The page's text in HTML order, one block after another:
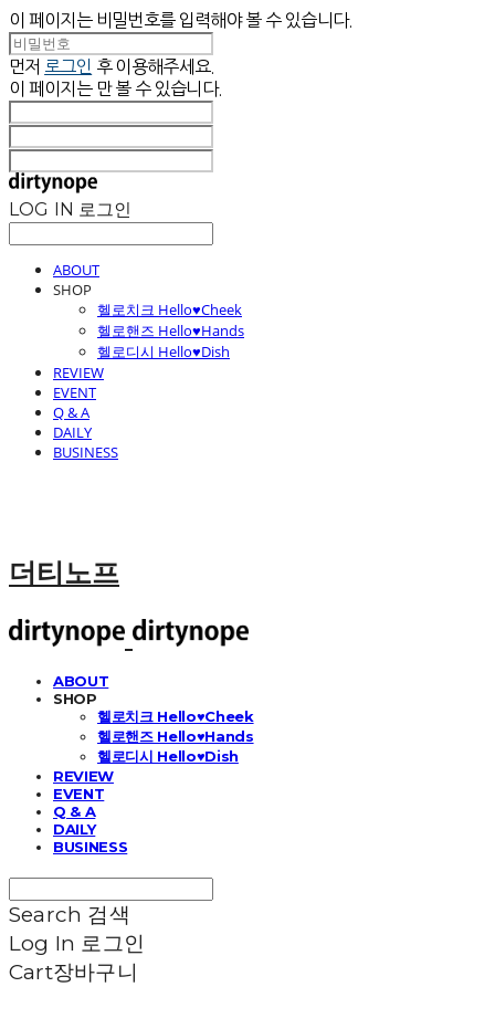
이 페이지는 비밀번호를 입력해야 볼 수 있습니다.
먼저 로그인 후 이용해주세요.
이 페이지는 만 볼 수 있습니다.
LOG IN 로그인
ABOUT
SHOP
헬로치크 Hello♥Cheek
헬로핸즈 Hello♥Hands
헬로디시 Hello♥Dish
REVIEW
EVENT
Q & A
DAILY
BUSINESS
더티노프
ABOUT
SHOP
헬로치크 Hello♥Cheek
헬로핸즈 Hello♥Hands
헬로디시 Hello♥Dish
REVIEW
EVENT
Q & A
DAILY
BUSINESS
Search 검색
Log In 로그인
Cart장바구니